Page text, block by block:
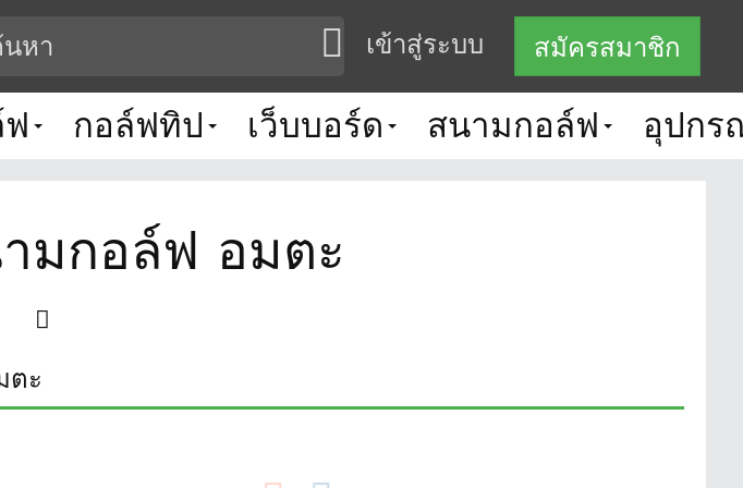
เข้าสู่ระบบ สมัครสมาชิก
กอล์ฟทิป เว็บบอร์ด สนามกอล์ฟ อุปก
มกอล์ฟ อมตะ
ะ